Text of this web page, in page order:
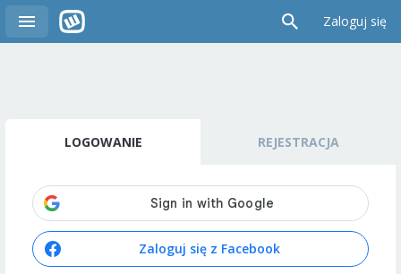
Zaloguj się
LOGOWANIE REJESTRACJA
Zaloguj się z Facebook